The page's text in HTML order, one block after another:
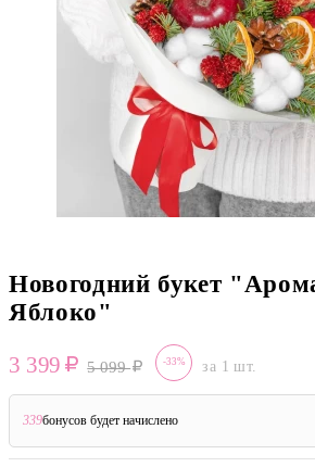
Новогодний букет
Яблоко"
3 399 5 099 -33% за 1 шт.
339бонусов будет начислено